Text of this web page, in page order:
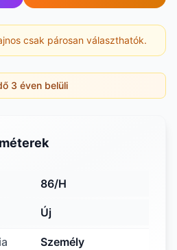
csak párosan választhatók.
3 éven belüli
86/H
Új
Személy